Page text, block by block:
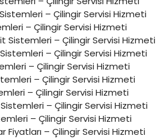
– Çilingir Servisi Hizmeti
– Çilingir Servisi Hizmeti
Sistemleri – Çilingir Servisi Hizmeti
Sistemleri – Çilingir Servisi Hizmeti
– Çilingir Servisi Hizmeti
– Çilingir Servisi Hizmeti
– Çilingir Servisi Hizmeti
– Çilingir Servisi Hizmeti
– Çilingir Servisi Hizmeti
Fiyatları – Çilingir Servisi Hizmeti